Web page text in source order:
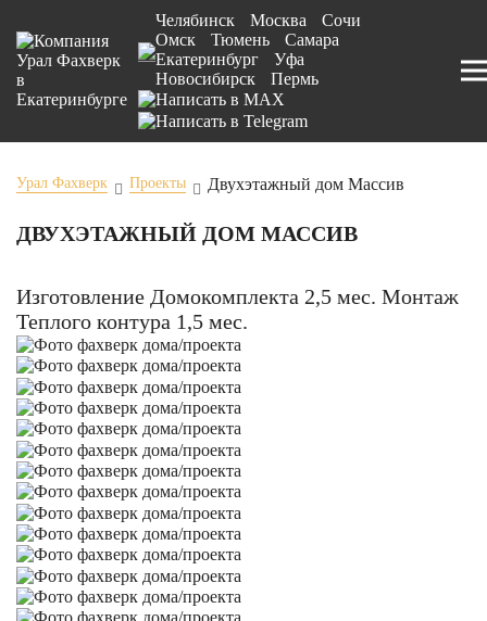
Челябинск Москва
Сочи
Омск
Тюмень
Самара
Екатеринбург
Уфа
Новосибирск
Пермь
Урал Фахверк Проекты Двухэтажный дом Массив
ДВУХЭТАЖНЫЙ ДОМ МАССИВ
Изготовление Домокомплекта 2,5 мес. Монтаж
Теплого контура 1,5 мес.